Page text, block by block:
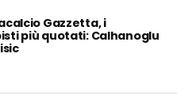
Gazzetta, i
più quotati: Calhanoglu